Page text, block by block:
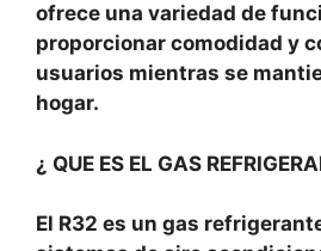
ofrece una variedad de
proporcionar comodidad y
usuarios mientras se
hogar.
¿ QUE ES EL GAS
El R32 es un gas